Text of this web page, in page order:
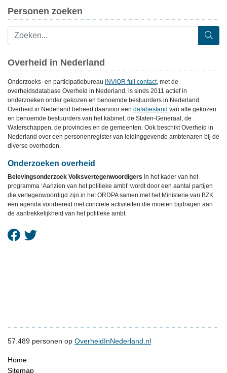
Personen zoeken
Overheid in Nederland
Onderzoeks- en participatiebureau INVIOR full contact, met de
overheidsdatabase Overheid in Nederland, is sinds 2011 actief in
onderzoeken onder gekozen en benoemde bestuurders in Nederland.
Overheid in Nederland beheert daarvoor een databestand van alle gekozen
en benoemde bestuurders van het kabinet, de Staten-Generaal, de
Waterschappen, de provincies en de gemeenten. Ook beschikt Overheid in
Nederland over een personenregister van leidinggevende ambtenaren bij de
diverse overheden.
Onderzoeken overheid
Belevingsonderzoek Volksvertegenwoordigers In het kader van het
programma ‘Aanzien van het politieke ambt’ wordt door een aantal partijen
die vertegenwoordigd zijn in het ORDPA samen met het Ministerie van BZK
een agenda voorbereid met concrete activiteiten die moeten bijdragen aan
de aantrekkelijkheid van het politieke ambt.
57.489 personen op OverheidInNederland.nl
Home
Sitemap